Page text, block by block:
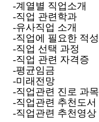
-계열별 직업소개
-직업 관련학과
-유사직업 소개
-직업에 필요한 적성
-직업 선택 과정
-직업 관련 자격증
-평균임금
-미래전망
-직업관련 진로 과목
-직업관련 추천도서
-직업관련 추천영상